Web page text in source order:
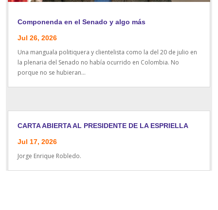
Componenda en el Senado y algo más
Jul 26, 2026
Una manguala politiquera y clientelista como la del 20 de julio en
la plenaria del Senado no había ocurrido en Colombia. No
porque no se hubieran...
CARTA ABIERTA AL PRESIDENTE DE LA ESPRIELLA
Jul 17, 2026
Jorge Enrique Robledo.